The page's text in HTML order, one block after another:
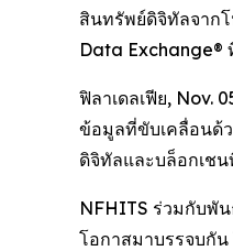
สินทรัพย์ดิจิทัลจาก
Data Exchange®
ฟิลาเดลเฟีย, Nov.
ข้อมูลที่ขับเคลื่อนด้ว
ดิจิทัลและบล็อกเช
NFHITS ร่วมกับพั
โอกาสมาบรรจบกัน